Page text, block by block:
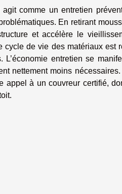
comme un entretien
En retirant
et accélère le
cycle de vie des matériaux est
L’économie entretien se
nettement moins
à un couvreur certifié,